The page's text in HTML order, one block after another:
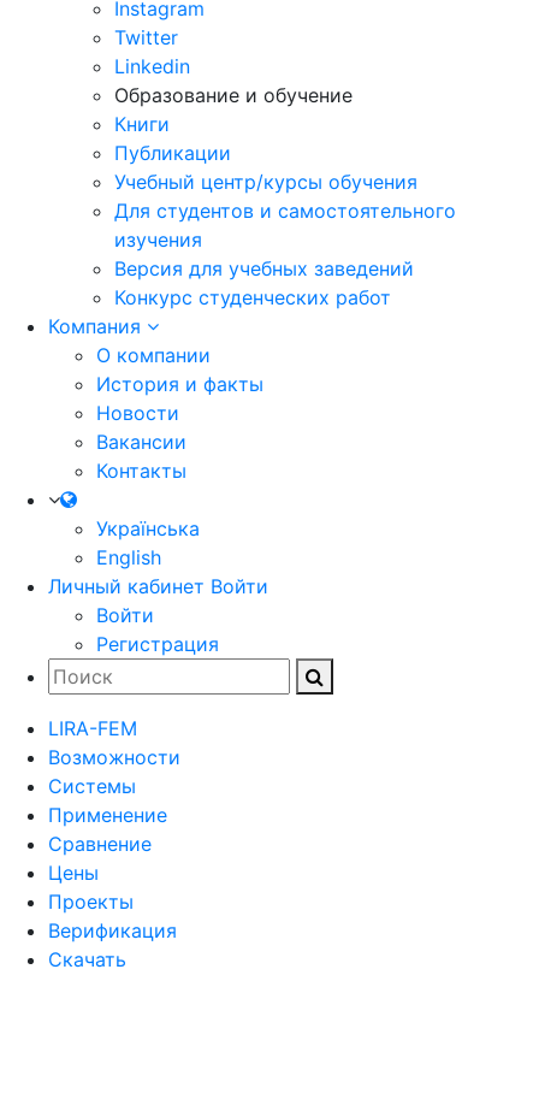
Instagram
Twitter
Linkedin
Образование и обучение
Книги
Публикации
Учебный центр/курсы обучения
Для студентов и самостоятельного
изучения
Версия для учебных заведений
Конкурс студенческих работ
Компания
О компании
История и факты
Новости
Вакансии
Контакты
Українська
English
Личный кабинет Войти
Войти
Регистрация
LIRA-FEM
Возможности
Cистемы
Применение
Сравнение
Цены
Проекты
Верификация
Скачать